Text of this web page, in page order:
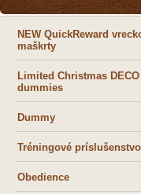
NEW QuickReward
maškrty
Limited Christmas DECO
dummies
Dummy
Tréningové príslušenstvo
Obedience